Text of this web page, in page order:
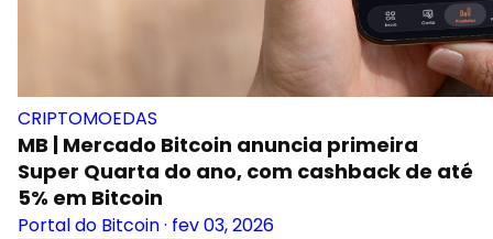
CRIPTOMOEDAS
MB | Mercado Bitcoin anuncia primeira
Super Quarta do ano, com cashback de até
5% em Bitcoin
Portal do Bitcoin· fev 03, 2026